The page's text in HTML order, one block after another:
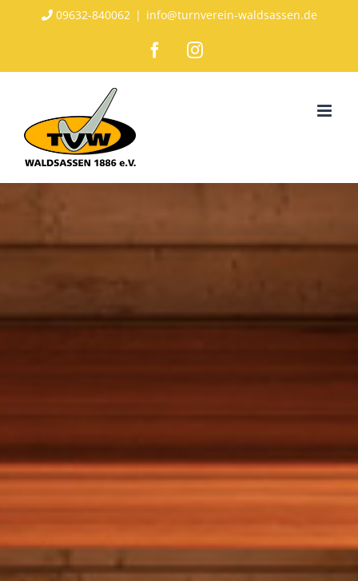
09632-840062 | info@turnverein-waldsassen.de
FacebookInstagram